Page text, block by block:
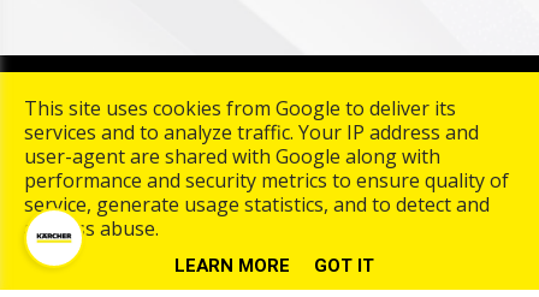
reserved. |Termes et conditions|Privacy & Cookies
TO-DATE WebDesign
This site uses cookies from Google to deliver its
services and to analyze traffic. Your IP address and
user-agent are shared with Google along with
performance and security metrics to ensure quality of
service, generate usage statistics, and to detect and
address abuse.
LEARN MORE GOT IT